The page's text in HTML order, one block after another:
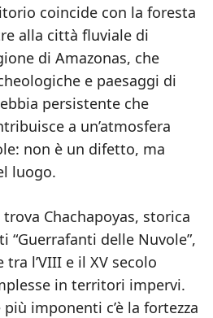
coincide con la foresta
alla città fluviale di
di Amazonas, che
e paesaggi di
persistente che
a un’atmosfera
non è un difetto, ma
luogo.
Chachapoyas, storica
“Guerrafanti delle Nuvole”,
l’VIII e il XV secolo
in territori impervi.
imponenti c’è la fortezza